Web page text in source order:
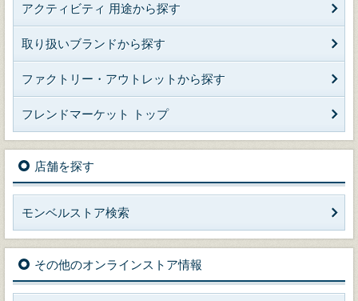
アクティビティ 用途から探す
取り扱いブランドから探す
ファクトリー・アウトレットから探す
フレンドマーケット トップ
店舗を探す
モンベルストア検索
その他のオンラインストア情報